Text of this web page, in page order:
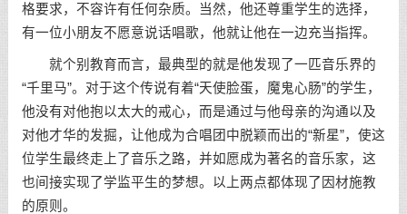
格要求，不容许有任何杂质。当然，他还尊重学生的选择，
有一位小朋友不愿意说话唱歌，他就让他在一边充当指挥。
就个别教育而言，最典型的就是他发现了一匹音乐界的
“千里马”。对于这个传说有着“天使脸蛋，魔鬼心肠”的学生，
他没有对他抱以太大的戒心，而是通过与他母亲的沟通以及
对他才华的发掘，让他成为合唱团中脱颖而出的“新星”，使这
位学生最终走上了音乐之路，并如愿成为著名的音乐家，这
也间接实现了学监平生的梦想。以上两点都体现了因材施教
的原则。